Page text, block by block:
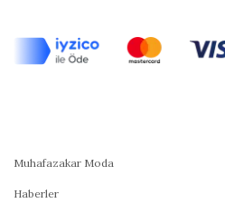
Muhafazakar Moda
Haberler